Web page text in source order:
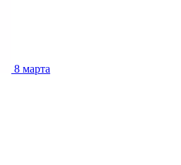
8 марта